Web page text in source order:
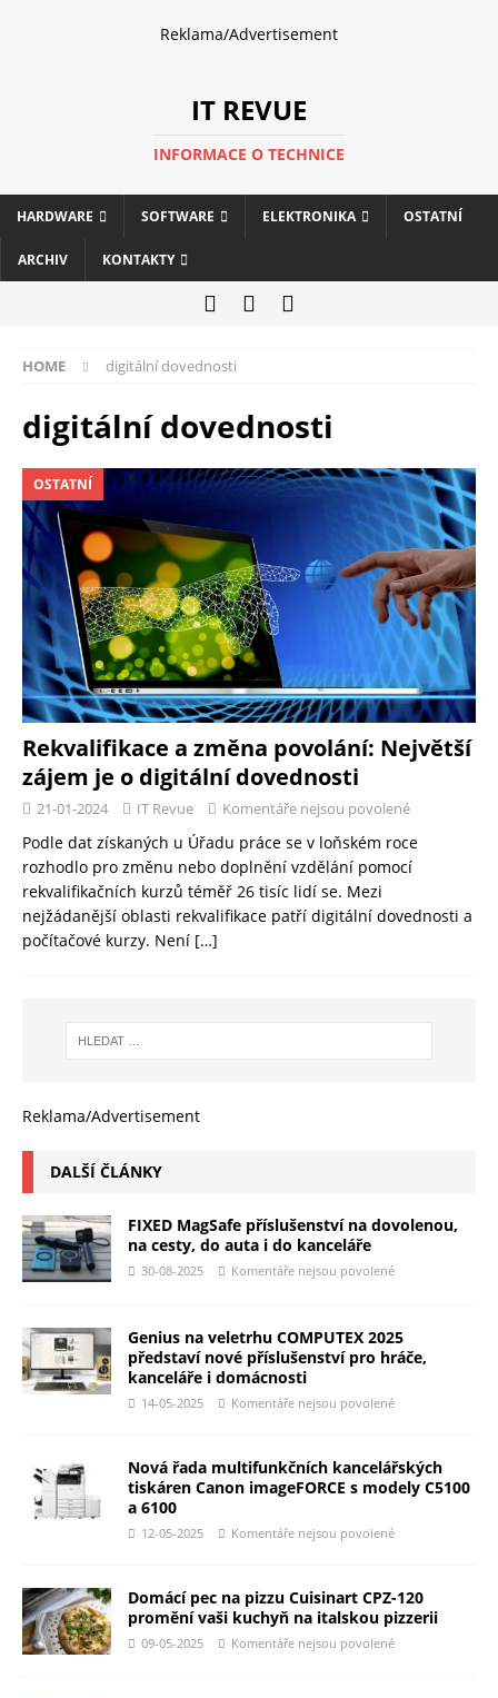
Reklama/Advertisement
IT REVUE
INFORMACE O TECHNICE
HARDWARE SOFTWARE ELEKTRONIKA OSTATNÍ
ARCHIV KONTAKTY
HOME digitální dovednosti
digitální dovednosti
OSTATNÍ
Rekvalifikace a změna povolání: Největší
zájem je o digitální dovednosti
21-01-2024 IT Revue Komentáře nejsou povolené
Podle dat získaných u Úřadu práce se v loňském roce
rozhodlo pro změnu nebo doplnění vzdělání pomocí
rekvalifikačních kurzů téměř 26 tisíc lidí se. Mezi
nejžádanější oblasti rekvalifikace patří digitální dovednosti a
počítačové kurzy. Není […]
Reklama/Advertisement
DALŠÍ ČLÁNKY
FIXED MagSafe příslušenství na dovolenou,
na cesty, do auta i do kanceláře
30-08-2025 Komentáře nejsou povolené
Genius na veletrhu COMPUTEX 2025
představí nové příslušenství pro hráče,
kanceláře i domácnosti
14-05-2025 Komentáře nejsou povolené
Nová řada multifunkčních kancelářských
tiskáren Canon imageFORCE s modely C5100
a 6100
12-05-2025 Komentáře nejsou povolené
Domácí pec na pizzu Cuisinart CPZ-120
promění vaši kuchyň na italskou pizzerii
09-05-2025 Komentáře nejsou povolené